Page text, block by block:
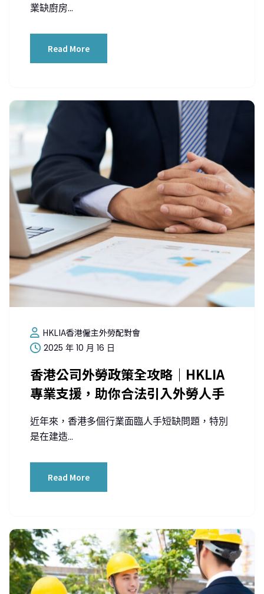
業缺廚房...
Read More
HKLIA香港僱主外勞配對會
2025 年 10 月 16 日
香港公司外勞政策全攻略｜HKLIA
專業支援，助你合法引入外勞人手
近年來，香港多個行業面臨人手短缺問題，特別
是在建造...
Read More